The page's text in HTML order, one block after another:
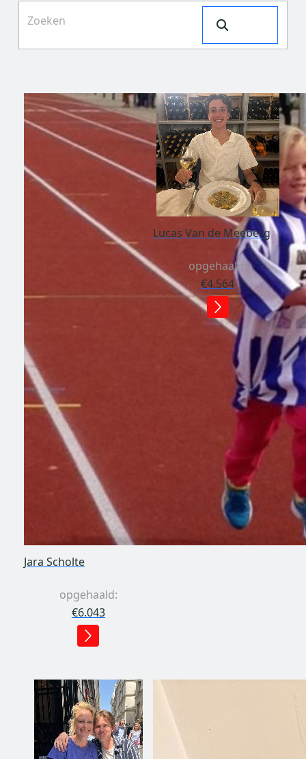
Jara Scholte
opgehaald:
€6.043
Lucas Van de Meeberg
opgehaald:
€4.564